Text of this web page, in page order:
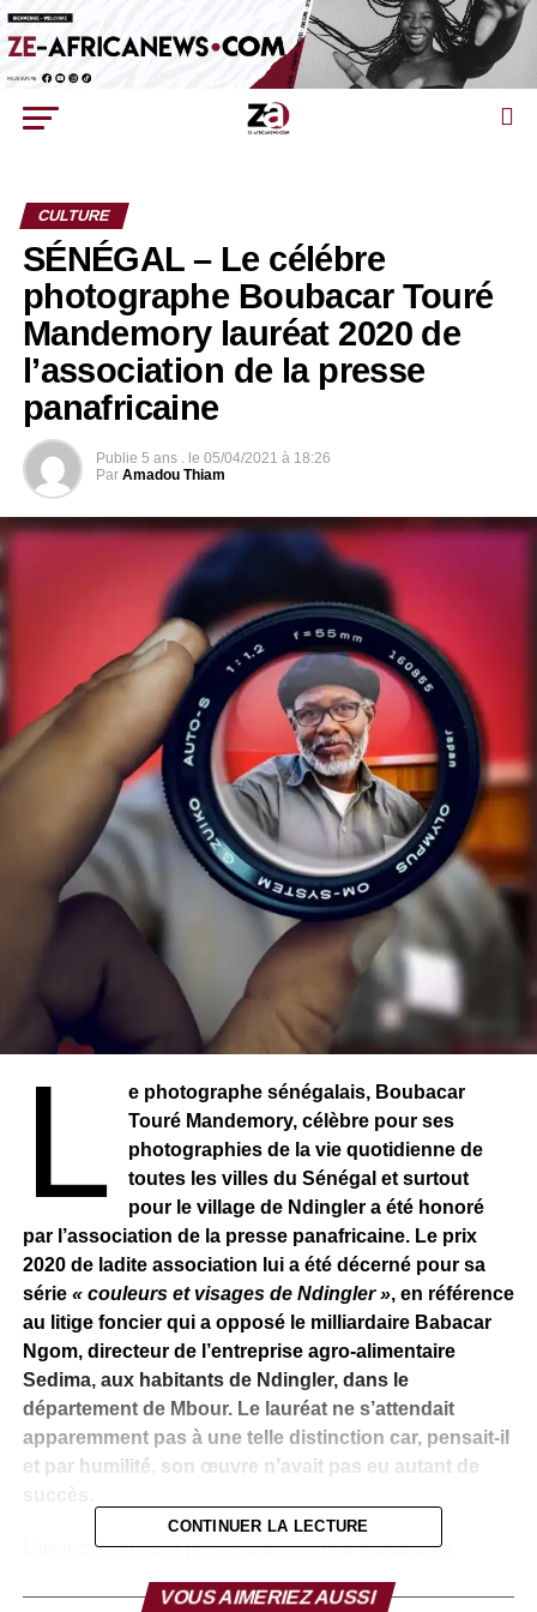
CULTURE
SÉNÉGAL – Le célébre
photographe Boubacar Touré
Mandemory lauréat 2020 de
l’association de la presse
panafricaine
Publie 5 ans . le 05/04/2021 à 18:26
Par Amadou Thiam
L
e photographe sénégalais, Boubacar
Touré Mandemory, célèbre pour ses
photographies de la vie quotidienne de
toutes les villes du Sénégal et surtout
pour le village de Ndingler a été honoré
par l’association de la presse panafricaine. Le prix
2020 de ladite association lui a été décerné pour sa
série « couleurs et visages de Ndingler », en référence
au litige foncier qui a opposé le milliardaire Babacar
Ngom, directeur de l’entreprise agro-alimentaire
Sedima, aux habitants de Ndingler, dans le
département de Mbour. Le lauréat ne s’attendait
apparemment pas à une telle distinction car, pensait-il
et par humilité, son œuvre n’avait pas eu autant de
L’association de la presse panafricaine Mokanda a
prix 2020 pour la série «visages et couleurs de
CONTINUER LA LECTURE
VOUS AIMERIEZ AUSSI